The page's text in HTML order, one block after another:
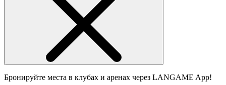
Бронируйте места в клубах и аренах через LANGAME App!